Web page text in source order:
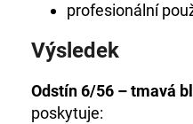
profesionální
Výsledek
Odstín 6/56 – tmavá
poskytuje: